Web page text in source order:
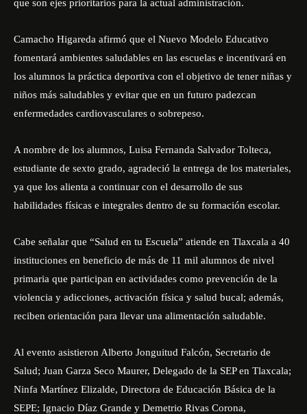
que son ejes prioritarios para la actual administración.
Camacho Higareda afirmó que el Nuevo Modelo Educativo
fomentará ambientes saludables en las escuelas e incentivará en
los alumnos la práctica deportiva con el objetivo de tener niñas y
niños más saludables y evitar que en un futuro padezcan
enfermedades cardiovasculares o sobrepeso.
A nombre de los alumnos, Luisa Fernanda Salvador Tolteca,
estudiante de sexto grado, agradeció la entrega de los materiales,
ya que los alienta a continuar con el desarrollo de sus
habilidades físicas e integrales dentro de su formación escolar.
Cabe señalar que “Salud en tu Escuela” atiende en Tlaxcala a 40
instituciones en beneficio de más de 11 mil alumnos de nivel
primaria que participan en actividades como prevención de la
violencia y adicciones, activación física y salud bucal; además,
reciben orientación para llevar una alimentación saludable.
Al evento asistieron Alberto Jonguitud Falcón, Secretario de
Salud; Juan Garza Seco Maurer, Delegado de la SEP en Tlaxcala;
Ninfa Martínez Elizalde, Directora de Educación Básica de la
SEPE; Ignacio Díaz Grande y Demetrio Rivas Corona,